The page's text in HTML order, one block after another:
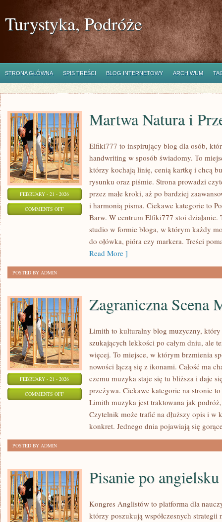
Turystyka, Podróże
STRONA GŁÓWNA SPIS TREŚCI BLOG INTERNETOWY ARCHIWUM
FEBRUARY - 21 - 2026
COMMENTS OFFON
PRZEDMIOTY
Martwa Natura i
Elfiki777 to inspirujący blog dla osób,
handwriting w sposób świadomy. To
którzy kochają linię, cenią kartkę i chcą
rysunku oraz piśmie. Strona prowadzi
przez małe kroki, aż po bardziej
i harmonią pisma. Ciekawe kategorie to
Barw. W centrum Elfiki777 stoi
studio w formie bloga, w którym każdy
do ołówka, pióra czy markera. Treści
Read More ]
POSTED BY ADMIN
FEBRUARY - 21 - 2026
COMMENTS OFFON
ZAGRANICZNA
MUZYCZNA
Zagraniczna Scena
Limith to kulturalny blog muzyczny, który
szukających lekkości po całym dniu, ale
więcej. To miejsce, w którym brzmienia
nowości łączą się z ikonami. Całość ma
czemu muzyka staje się tu bliższa i daje
przeżywa. Ciekawe kategorie na stronie
Limith muzyka jest traktowana jak
Czytelnik może trafić na dłuższy opis i w
konkret. Jednego dnia pojawiają się
POSTED BY ADMIN
Pisanie po angielsku
Kongres Anglistów to platforma dla
którzy poszukują współczesnych strategii